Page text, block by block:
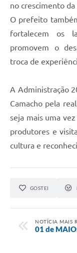
no crescimento da
O prefeito
fortalecem os
promovem o
troca de
A Administração
Camacho pela
seja mais uma
produtores e
cultura e
GOSTEI
NOTÍCIA MAIS
01 de